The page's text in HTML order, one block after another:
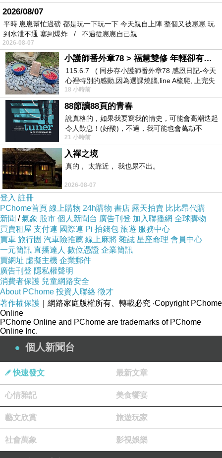
◆外出，居家收納的好幫手
◆有效防潮、防臭、防霉、防蟲
內容簡介
《超值4入+抽氣筒》TaiCheng真空加厚壓縮袋-M號
※ 商 品 特 色 ※
日常生活中，塞得滿滿的棉被衣服服總佔掉很大空間
有了各種大小的"真空壓縮袋"，能讓衣櫥有更多空間利用
獨特密封設計還可以達到防潮、防蟲咬、清潔保存的效
果。
2026/08/07
平時 崽崽幫忙過磅 都是玩一下玩一下 今天親自上陣 整個又被崽崽 玩
到水泄不通 塞到爆炸 / 不過從崽崽自己親
2026-08-07
小護師番外章78 > 福慧雙修 年輕卻有個老靈魂 ㄑ金剛經〉podcast
115.6.7 ( 同步存小護師番外章78 感恩日記-今天
心裡特別的感動,因為選課燒腦,line A梳爬, 上完失
智課的她,特來傾
18 小時前
88節讀88頁的青春
說真格的，如果我要寫我的情史，可能會高潮迭起
令人歎息！(好酸)，不過，我可能也會萬劫不
復...，每天跪鍵盤還是被判了花心的罪
21 小時前
入禪之境
真的， 太靠近， 我也尿不出。
2026-08-07
登入 註冊
PChome首頁 線上購物 24h購物 書店 露天拍賣 比比昂代購
新聞 /氣象 股市 個人新聞台 廣告刊登 加入聯播網 全球購物
買賣租屋 支付連 國際連 Pi 拍錢包 旅遊 服務中心
買車 旅行團 汽車險推薦 線上麻將 雜誌 星座命理 會員中心
一元簡訊 直播達人 數位憑證 企業簡訊
買網址 虛擬主機 企業郵件
廣告刊登 隱私權聲明
消費者保護 兒童網路安全
About PChome 投資人聯絡 徵才
著作權保護 ｜網路家庭版權所有、轉載必究 ‧Copyright PChome
Online
PChome Online and PChome are trademarks of PChome
Online Inc.
個人新聞台
快速發文 最新文章
心情雜記 美食饗宴
藝文欣賞 旅遊玩家
社會萬象 影視娛樂